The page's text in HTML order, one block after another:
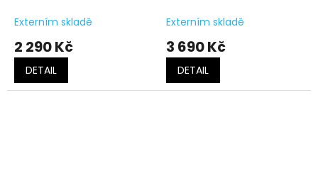
Externím skladě
2 290 Kč
DETAIL
Externím skladě
3 690 Kč
DETAIL